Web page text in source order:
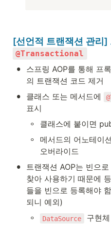
@Transactional
•
스프링 AOP를 통해 프
의 트랜잭션 코드 제거
• 클래스 또는 메서드에
표시
◦ 클래스에 붙이면
◦
메서드의 어노테이
오버라이드
•
트랜잭션 AOP는 빈으
찾아 사용하기 때문에
들을 빈으로 등록해야
되니 예외)
◦ DataSource 구현체